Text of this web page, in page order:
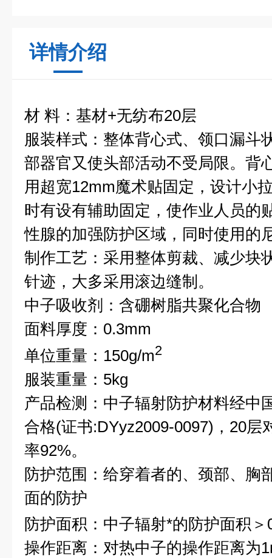
详情介绍
材 料：基材+无纺布20层
服装样式：整体背心式、领口漏斗
部器官又使头部活动不受局限。背
用超宽12mm魔术贴固定，设计小
时有设有辅助固定，使作业人员的
性腺的加强防护区域，同时使用的
制作工艺：采用整体剪裁、减少块
针迹，大多采用滚边缝制。
中子吸收剂：含硼树脂共聚化合物
面料厚度：0.3mm
单位重量：150g/m2
服装重量：5kg
产品检测：中子辐射防护材料经中
合格(证书:DYyz2009-0097)，20层
率92%。
防护范围：给穿着者的、颈部、胸
面的防护
防护面积：中子辐射*的防护面积＞
操作距离：对热中子的操作距离为